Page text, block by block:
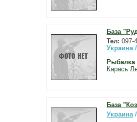
База
Тел: 097-
Украина
Рыбалка
Карась
База
Украина